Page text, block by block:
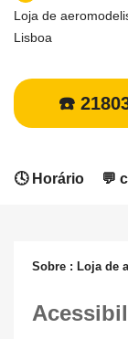
Loja de
Lisboa
☎️
🕓 Horário 💬
Sobre : Loja de